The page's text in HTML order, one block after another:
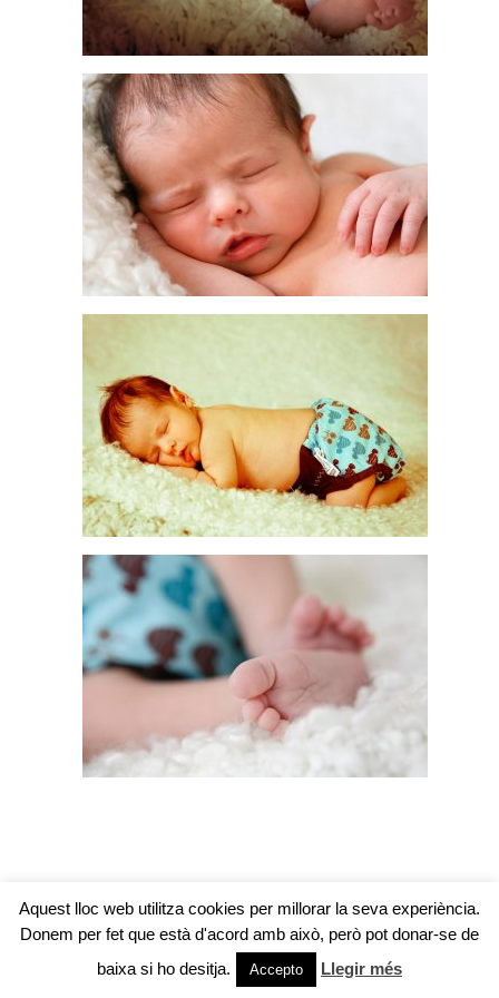
Aquest lloc web utilitza cookies per millorar la seva experiència.
Donem per fet que està d'acord amb això, però pot donar-se de
baixa si ho desitja.
Accepto Llegir més